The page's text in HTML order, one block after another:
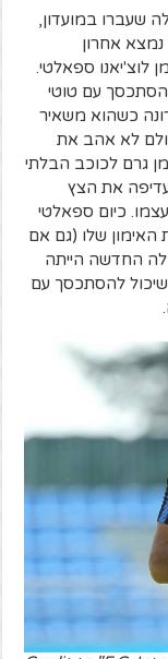
שעברו במועדון,
נמצא אחרון
ספאלטי.
עם טוטי
כשהוא משאיר
לא אהב את
גרם לכוכב הבלתי
את הצץ
כיום ספאלטי
האימון שלו (גם אם
החדשה הייתה
להסתכסך עם